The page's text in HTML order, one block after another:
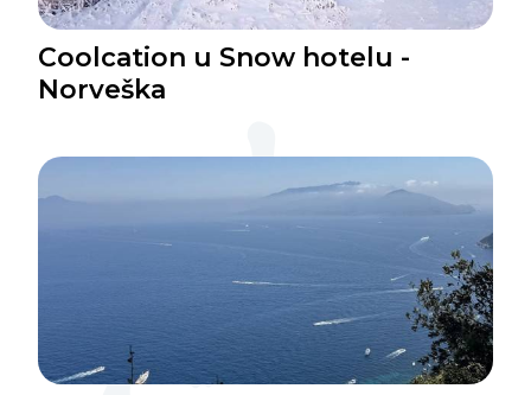
Coolcation u Snow hotelu -
Norveška